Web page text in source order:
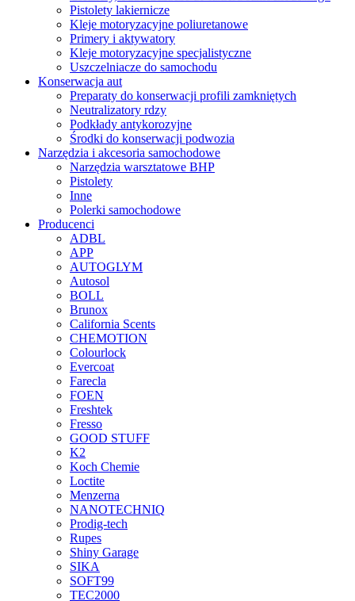
Pistolety lakiernicze
Kleje motoryzacyjne poliuretanowe
Primery i aktywatory
Kleje motoryzacyjne specjalistyczne
Uszczelniacze do samochodu
Konserwacja aut
Preparaty do konserwacji profili zamkniętych
Neutralizatory rdzy
Podkłady antykorozyjne
Środki do konserwacji podwozia
Narzędzia i akcesoria samochodowe
Narzędzia warsztatowe BHP
Pistolety
Inne
Polerki samochodowe
Producenci
ADBL
APP
AUTOGLYM
Autosol
BOLL
Brunox
California Scents
CHEMOTION
Colourlock
Evercoat
Farecla
FOEN
Freshtek
Fresso
GOOD STUFF
K2
Koch Chemie
Loctite
Menzerna
NANOTECHNIQ
Prodig-tech
Rupes
Shiny Garage
SIKA
SOFT99
TEC2000